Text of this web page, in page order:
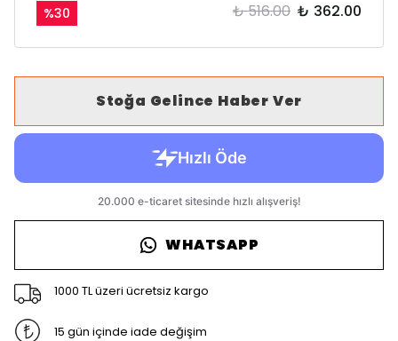
%30 ₺ 516.00 ₺ 362.00
Stoğa Gelince Haber Ver
WHATSAPP
1000 TL üzeri ücretsiz kargo
15 gün içinde iade değişim